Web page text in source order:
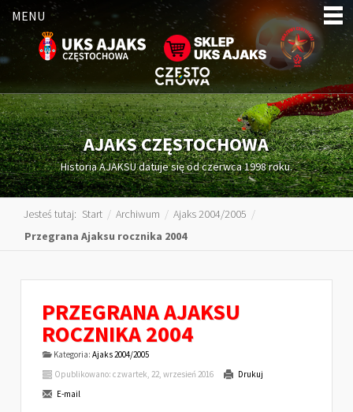
MENU
AJAKS CZĘSTOCHOWA
Historia AJAKSU datuje się od czerwca 1998 roku.
Jesteś tutaj: Start / Archiwum / Ajaks 2004/2005 /
Przegrana Ajaksu rocznika 2004
PRZEGRANA AJAKSU
ROCZNIKA 2004
Kategoria: Ajaks 2004/2005
Opublikowano: czwartek, 22, wrzesień 2016
Drukuj
E-mail